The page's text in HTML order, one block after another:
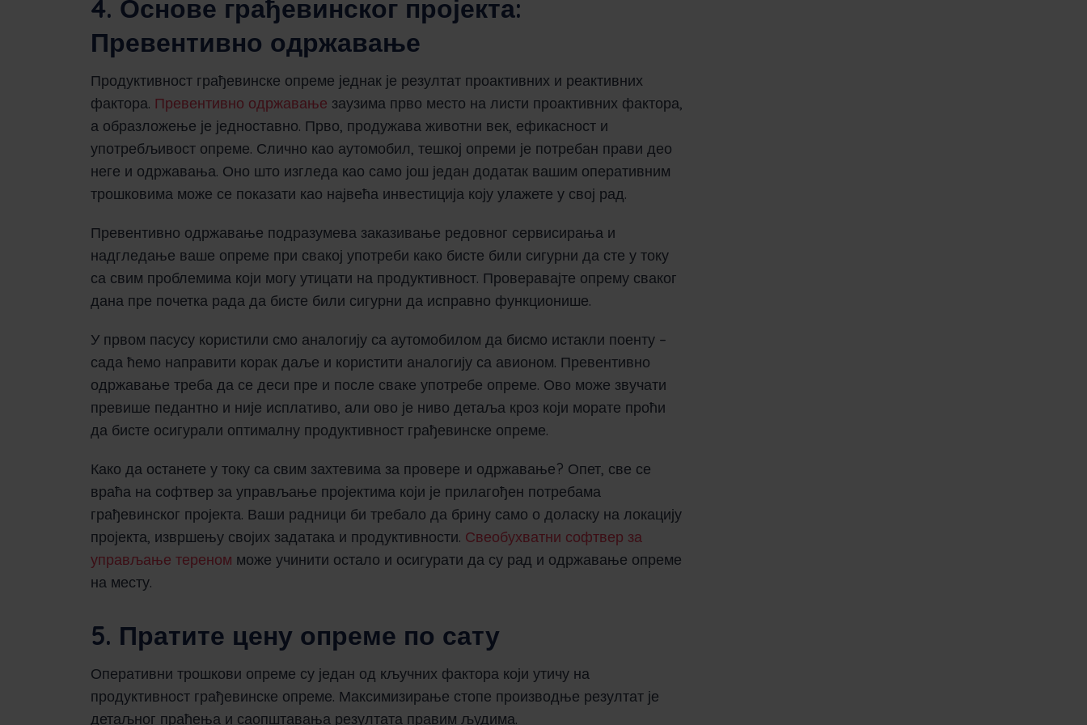
4. Основе грађевинског пројекта:
Превентивно одржавање
Продуктивност грађевинске опреме једнак је резултат проактивних и реактивних
фактора. Превентивно одржавање заузима прво место на листи проактивних фактора,
а образложење је једноставно. Прво, продужава животни век, ефикасност и
употребљивост опреме. Слично као аутомобил, тешкој опреми је потребан прави део
неге и одржавања. Оно што изгледа као само још један додатак вашим оперативним
трошковима може се показати као највећа инвестиција коју улажете у свој рад.
Превентивно одржавање подразумева заказивање редовног сервисирања и
надгледање ваше опреме при свакој употреби како бисте били сигурни да сте у току
са свим проблемима који могу утицати на продуктивност. Проверавајте опрему сваког
дана пре почетка рада да бисте били сигурни да исправно функционише.
У првом пасусу користили смо аналогију са аутомобилом да бисмо истакли поенту –
сада ћемо направити корак даље и користити аналогију са авионом. Превентивно
одржавање треба да се деси пре и после сваке употребе опреме. Ово може звучати
превише педантно и није исплативо, али ово је ниво детаља кроз који морате проћи
да бисте осигурали оптималну продуктивност грађевинске опреме.
Како да останете у току са свим захтевима за провере и одржавање? Опет, све се
враћа на софтвер за управљање пројектима који је прилагођен потребама
грађевинског пројекта. Ваши радници би требало да брину само о доласку на локацију
пројекта, извршењу својих задатака и продуктивности. Свеобухватни софтвер за
управљање тереном може учинити остало и осигурати да су рад и одржавање опреме
на месту.
5. Пратите цену опреме по сату
Оперативни трошкови опреме су један од кључних фактора који утичу на
продуктивност грађевинске опреме. Максимизирање стопе производње резултат је
детаљног праћења и саопштавања резултата правим људима.